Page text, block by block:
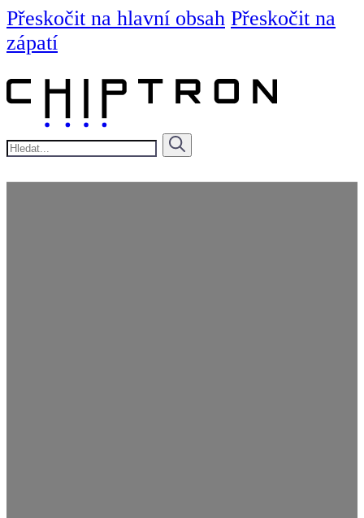
Přeskočit na hlavní obsah Přeskočit na
zápatí
Hledat